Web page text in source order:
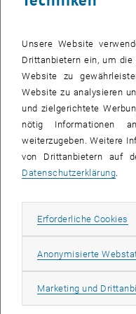
Im Forschungsgebiet
exzellente Forschung in den
Materialien und Intelligente
maßgeblich zu diesem
Gesamtheit der Verfahren
Unsere Website
Drittanbietern ein, um
Website zu
Website zu analysieren
und zielgerichtete
nötig Informationen
weiterzugeben. Weitere
von Drittanbietern auf
Datenschutzerklärung
Erforderliche Cookies
Anonymisierte
Marketing und